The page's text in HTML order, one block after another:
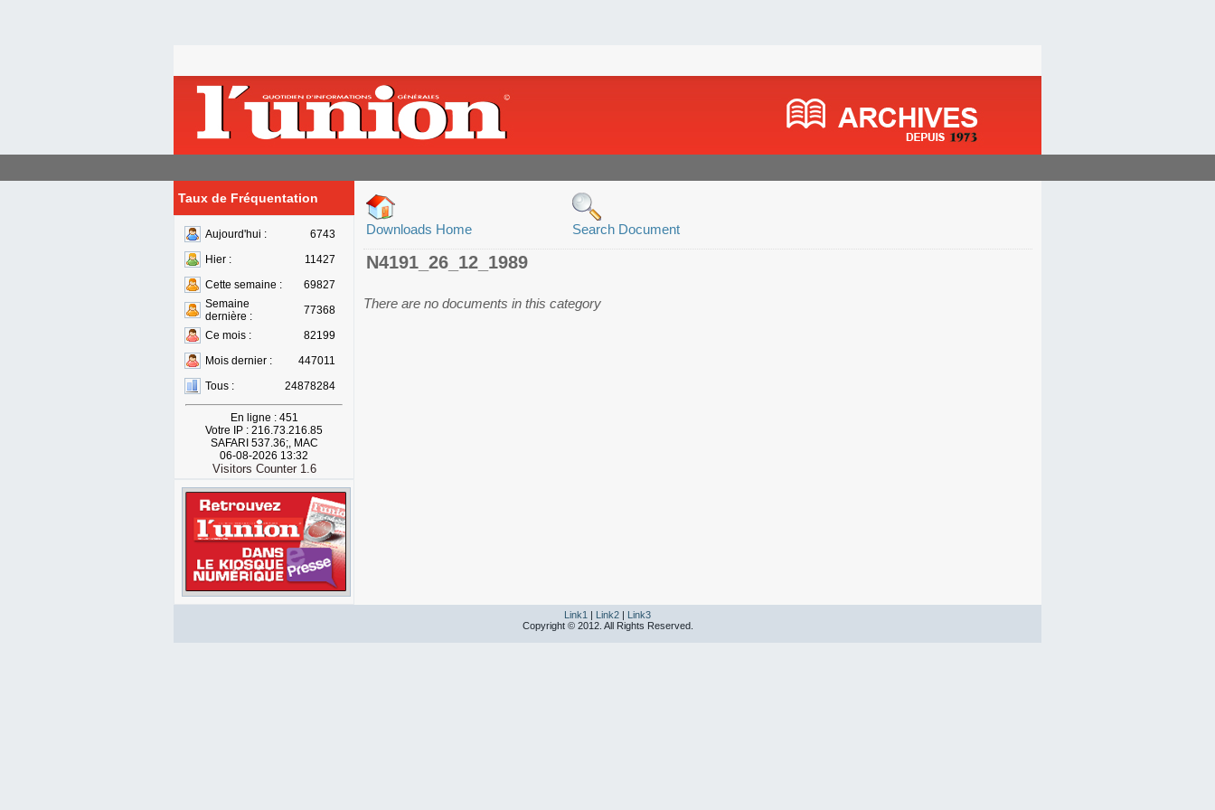
Taux de Fréquentation
Aujourd'hui :
6743
Hier :
11427
Cette semaine :
69827
Semaine
dernière :
77368
Ce mois :
82199
Mois dernier :
447011
Tous :
24878284
En ligne : 451
Votre IP : 216.73.216.85
SAFARI 537.36;, MAC
06-08-2026 13:32
Visitors Counter 1.6
Downloads Home Search Document
N4191_26_12_1989
There are no documents in this category
Link1 | Link2 | Link3
Copyright © 2012. All Rights Reserved.